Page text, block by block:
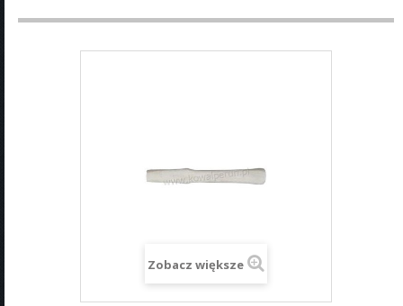
Zobacz większe